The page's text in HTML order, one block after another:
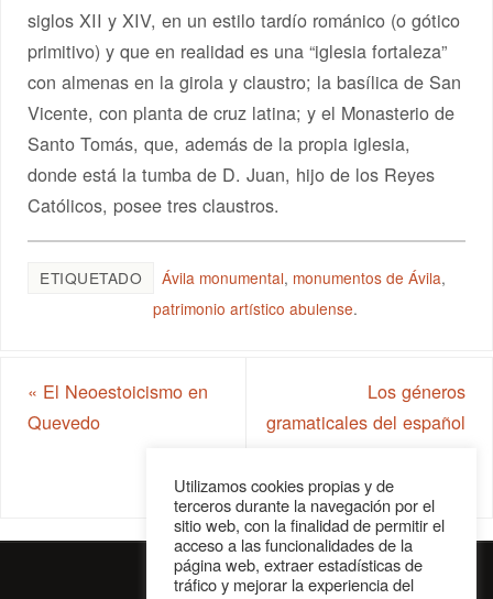
siglos XII y XIV, en un estilo tardío románico (o gótico
primitivo) y que en realidad es una “iglesia fortaleza”
con almenas en la girola y claustro; la basílica de San
Vicente, con planta de cruz latina; y el Monasterio de
Santo Tomás, que, además de la propia iglesia,
donde está la tumba de D. Juan, hijo de los Reyes
Católicos, posee tres claustros.
ETIQUETADO Ávila monumental, monumentos de Ávila,
patrimonio artístico abulense.
« El Neoestoicismo en
Quevedo
Los géneros
gramaticales del español
violento
Utilizamos cookies propias y de
terceros durante la navegación por el
sitio web, con la finalidad de permitir el
acceso a las funcionalidades de la
página web, extraer estadísticas de
tráfico y mejorar la experiencia del